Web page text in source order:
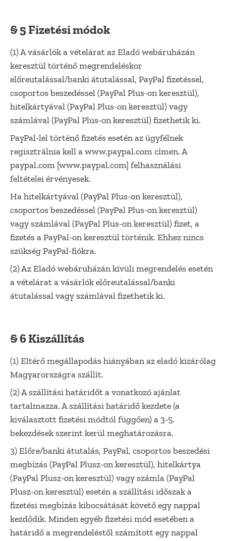
§ 5 Fizetési módok
(1) A vásárlók a vételárat az Eladó webáruházán
keresztül történő megrendeléskor
előreutalással/banki átutalással, PayPal fizetéssel,
csoportos beszedéssel (PayPal Plus-on keresztül),
hitelkártyával (PayPal Plus-on keresztül) vagy
számlával (PayPal Plus-on keresztül) fizethetik ki.
PayPal-lel történő fizetés esetén az ügyfélnek
regisztrálnia kell a www.paypal.com címen. A
paypal.com [www.paypal.com] felhasználási
feltételei érvényesek.
Ha hitelkártyával (PayPal Plus-on keresztül),
csoportos beszedéssel (PayPal Plus-on keresztül)
vagy számlával (PayPal Plus-on keresztül) fizet, a
fizetés a PayPal-on keresztül történik. Ehhez nincs
szükség PayPal-fiókra.
(2) Az Eladó webáruházán kívüli megrendelés esetén
a vételárat a vásárlók előreutalással/banki
átutalással vagy számlával fizethetik ki.
§ 6 Kiszállítás
(1) Eltérő megállapodás hiányában az eladó kizárólag
Magyarországra szállít.
(2) A szállítási határidőt a vonatkozó ajánlat
tartalmazza. A szállítási határidő kezdete (a
kiválasztott fizetési módtól függően) a 3-5.
bekezdések szerint kerül meghatározásra.
3) Előre/banki átutalás, PayPal, csoportos beszedési
megbízás (PayPal Plusz-on keresztül), hitelkártya
(PayPal Plusz-on keresztül) vagy számla (PayPal
Plusz-on keresztül) esetén a szállítási időszak a
fizetési megbízás kibocsátását követő egy nappal
kezdődik. Minden egyéb fizetési mód esetében a
határidő a megrendeléstől számított egy nappal